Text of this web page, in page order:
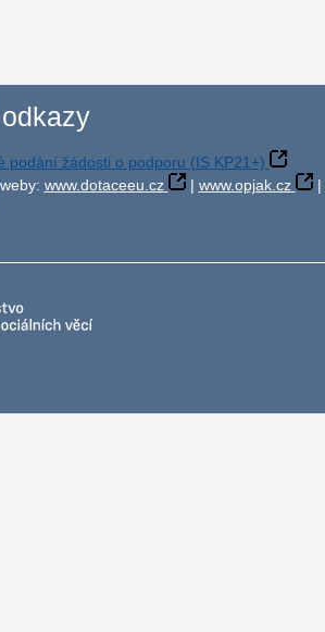
podání žádosti o podporu (IS KP21+)
www.dotaceeu.cz | www.opjak.cz |